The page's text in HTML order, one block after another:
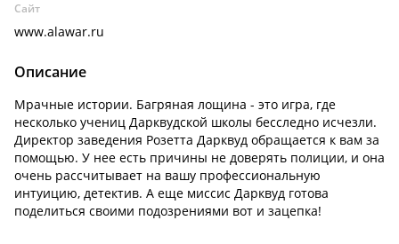
Сайт
www.alawar.ru
Описание
Мрачные истории. Багряная лощина - это игра, где
несколько учениц Дарквудской школы бесследно исчезли.
Директор заведения Розетта Дарквуд обращается к вам за
помощью. У нее есть причины не доверять полиции, и она
очень рассчитывает на вашу профессиональную
интуицию, детектив. А еще миссис Дарквуд готова
поделиться своими подозрениями вот и зацепка!